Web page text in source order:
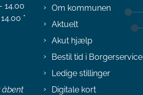
14.00
*
åbent
Om kommunen
Aktuelt
Akut hjælp
Bestil tid i Borgerservice
Ledige stillinger
Digitale kort